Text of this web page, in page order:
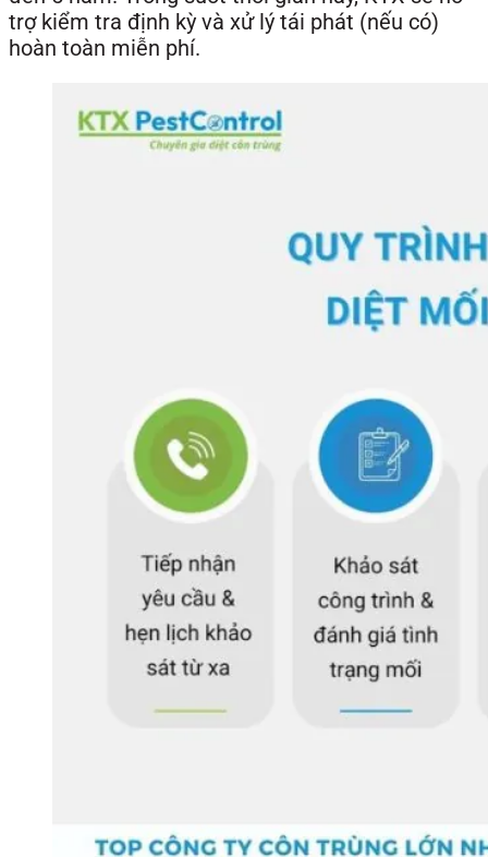
trợ kiểm tra định kỳ và xử lý tái phát (nếu có)
hoàn toàn miễn phí.